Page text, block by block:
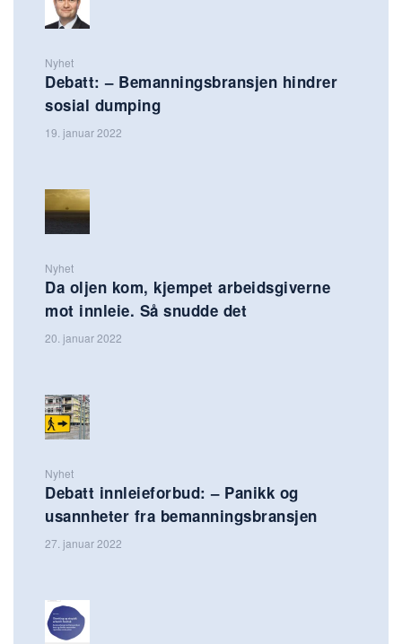
Nyhet
Debatt: – Bemanningsbransjen hindrer
sosial dumping
19. januar 2022
Nyhet
Da oljen kom, kjempet arbeidsgiverne
mot innleie. Så snudde det
20. januar 2022
Nyhet
Debatt innleieforbud: – Panikk og
usannheter fra bemanningsbransjen
27. januar 2022